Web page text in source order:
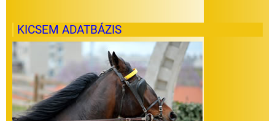
KICSEM ADATBÁZIS